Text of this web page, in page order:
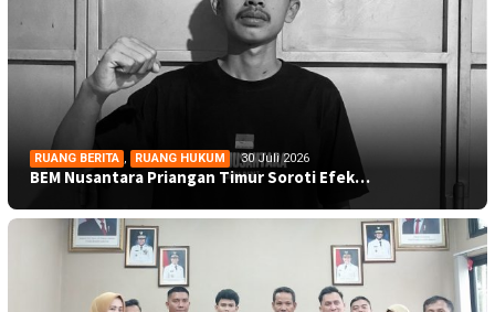
RUANG BERITA , RUANG HUKUM 30 Juli 2026
BEM Nusantara Priangan Timur Soroti Efek…